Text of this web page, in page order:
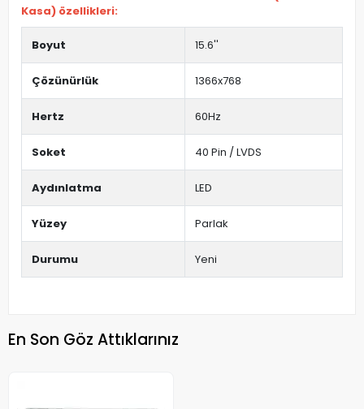
Kasa) özellikleri:
Boyut 15.6''
Çözünürlük 1366x768
Hertz 60Hz
Soket 40 Pin / LVDS
Aydınlatma LED
Yüzey Parlak
Durumu Yeni
En Son Göz Attıklarınız